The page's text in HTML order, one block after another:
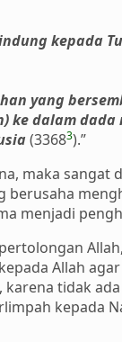
ndung kepada
yang
ke dalam dada
(33683).”
maka sangat
berusaha
menjadi
Allah
tidak
kepada